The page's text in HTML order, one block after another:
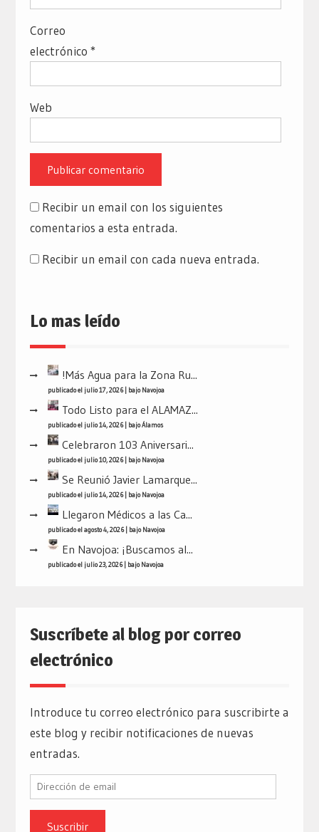
Correo
electrónico *
Web
Recibir un email con los siguientes
comentarios a esta entrada.
Recibir un email con cada nueva entrada.
Lo mas leído
!Más Agua para la Zona Ru...
publicado el julio 17, 2026| bajoNavojoa
Todo Listo para el ALAMAZ...
publicado el julio 14, 2026| bajoÁlamos
Celebraron 103 Aniversari...
publicado el julio 10, 2026| bajoNavojoa
Se Reunió Javier Lamarque...
publicado el julio 14, 2026| bajoNavojoa
Llegaron Médicos a las Ca...
publicado el agosto 4, 2026| bajoNavojoa
En Navojoa: ¡Buscamos al...
publicado el julio 23, 2026| bajoNavojoa
Suscríbete al blog por correo
electrónico
Introduce tu correo electrónico para suscribirte a
este blog y recibir notificaciones de nuevas
entradas.
Dirección
email